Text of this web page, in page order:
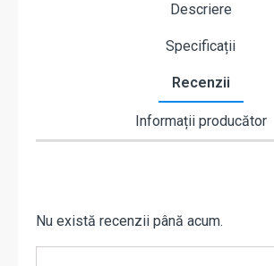
Descriere
Specificații
Recenzii
Informații producător
Nu există recenzii până acum.